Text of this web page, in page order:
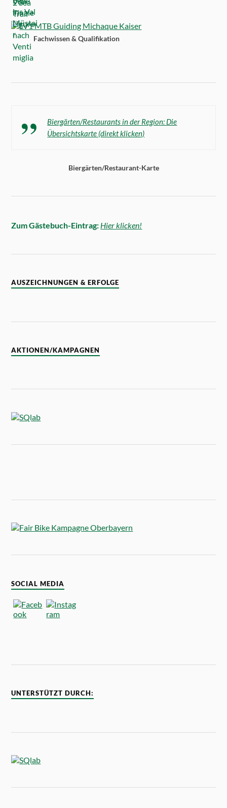
Fachwissen & Qualifikation
Biergärten/Restaurants in der Region: Die
Übersichtskarte (direkt klicken)
Biergärten/Restaurant-Karte
Zum Gästebuch-Eintrag: Hier klicken!
AUSZEICHNUNGEN & ERFOLGE
AKTIONEN/KAMPAGNEN
SOCIAL MEDIA
UNTERSTÜTZT DURCH: